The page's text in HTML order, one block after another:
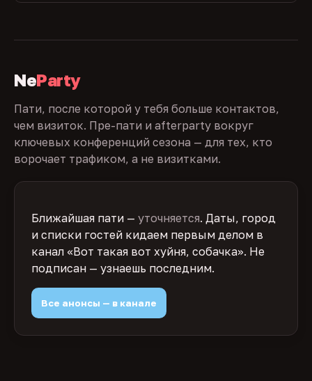
NeParty
Пати, после которой у тебя больше контактов,
чем визиток. Пре-пати и afterparty вокруг
ключевых конференций сезона — для тех, кто
ворочает трафиком, а не визитками.
Ближайшая пати — уточняется. Даты, город
и списки гостей кидаем первым делом в
канал «Вот такая вот хуйня, собачка». Не
подписан — узнаешь последним.
Все анонсы — в канале